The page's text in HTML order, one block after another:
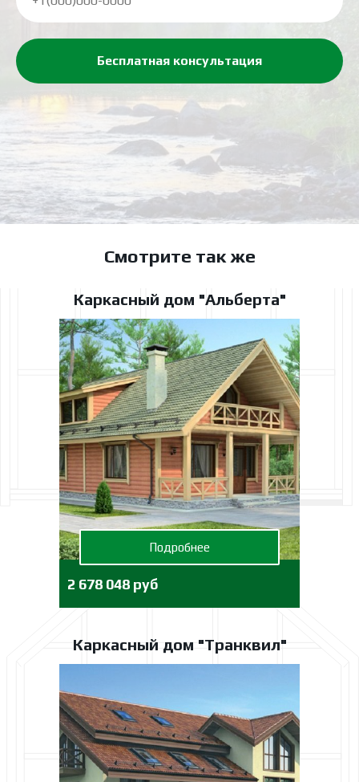
Бесплатная консультация
Смотрите так же
Каркасный дом "Транквил"
Каркасный дом "Альберта"
2 678 048 руб
Подробнее